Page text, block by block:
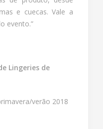
e cuecas. Vale a
evento.”
Lingeries de
verão 2018